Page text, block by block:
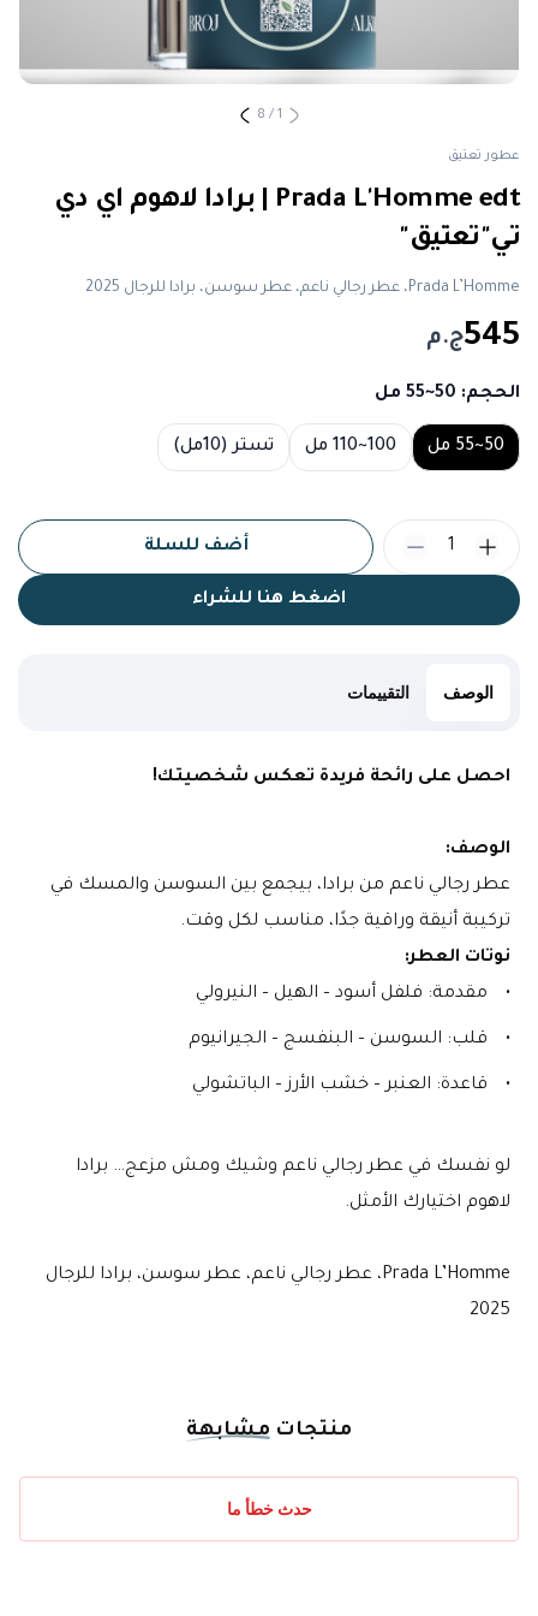
1
/
8
عطور تعتيق
Prada L'Homme edt | برادا لاهوم اي دي
تي"تعتيق"
Prada L’Homme، عطر رجالي ناعم، عطر سوسن، برادا للرجال 2025
545ج.م
الحجم: 50~55 مل
Choose a size
50~55 مل 100~110 مل تستر (10مل)
اضغط هنا للشراء
أضف للسلة 1
الوصف التقييمات
احصل على رائحة فريدة تعكس شخصيتك!
الوصف:
تركيبة أنيقة وراقية جدًا، مناسب لكل وقت.
نوتات العطر:
مقدمة: فلفل أسود – الهيل – النيرولي
قلب: السوسن – البنفسج – الجيرانيوم
قاعدة: العنبر – خشب الأرز – الباتشولي
لاهوم اختيارك الأمثل.
2025
منتجات مشابهة
حدث خطأ ما